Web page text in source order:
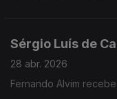
Sérgio Luís de
28 abr. 2026
Fernando Alvim